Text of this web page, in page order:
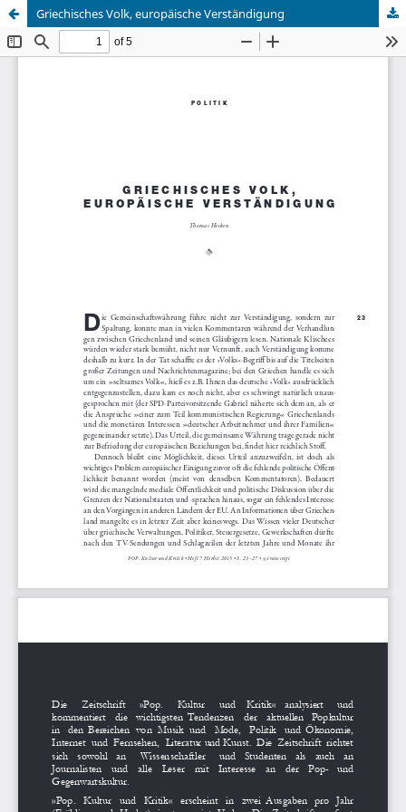
Griechisches Volk, europäische Verständigung